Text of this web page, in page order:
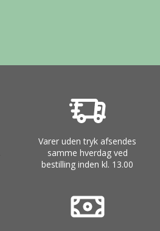
Varer uden tryk afsendes
samme hverdag ved
bestilling inden kl. 13.00